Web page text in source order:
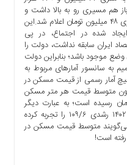
تومان رسید.قیمت مسکن تا آذرماه ۱۴۰۱ باز هم مسیری رو به بالا داشت و
این بار قیمت مسکن در تهران حدود متری ۴۸ میلیون تومان اعلام شد.این
شده در اجتماع، در پی
ایران سابقه نداشت، دولت را
موجود باشد؛ بنابراین دولت
به سانسور آمارهای مربوط به
آمار رسمی از قیمت مسکن در
متوسط قیمت هر متر مسکن
متری ۶۵ میلیون تومان رسیده است؛ به عبارت دیگر
قیمت مسکن از مردادماه ۱۴۰۰ تا مرداد ۱۴۰۲ رشدی ۱۰۹/۶ را تجربه کرده
متوسط قیمت مسکن در